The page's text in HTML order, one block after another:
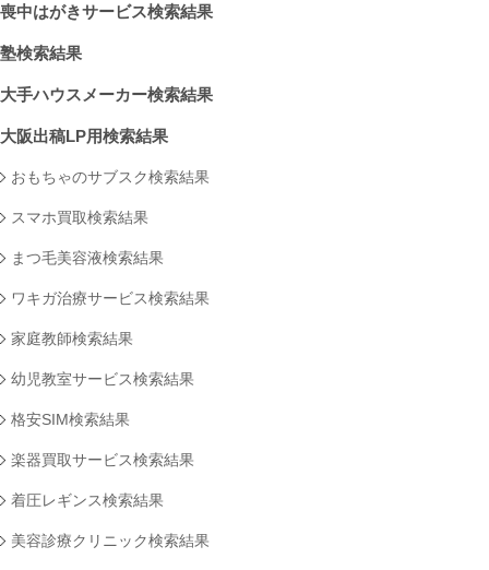
喪中はがきサービス検索結果
塾検索結果
大手ハウスメーカー検索結果
大阪出稿LP用検索結果
おもちゃのサブスク検索結果
スマホ買取検索結果
まつ毛美容液検索結果
ワキガ治療サービス検索結果
家庭教師検索結果
幼児教室サービス検索結果
格安SIM検索結果
楽器買取サービス検索結果
着圧レギンス検索結果
美容診療クリニック検索結果